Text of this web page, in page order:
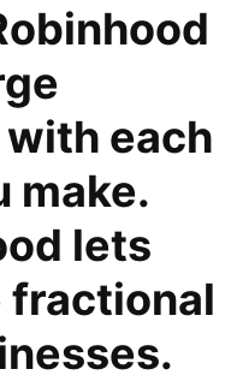
each
make.
lets
fractional